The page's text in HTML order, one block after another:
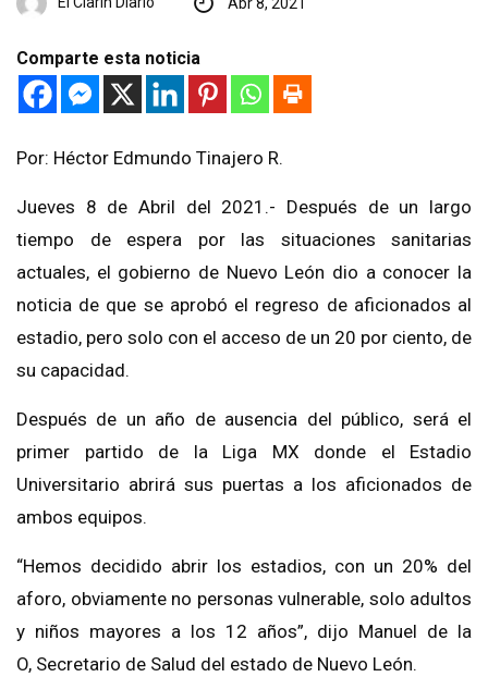
Comparte esta noticia
Por: Héctor Edmundo Tinajero R.
Jueves 8 de Abril del 2021.- Después de un largo
tiempo de espera por las situaciones sanitarias
actuales, el gobierno de Nuevo León dio a conocer la
noticia de que se aprobó el regreso de aficionados al
estadio, pero solo con el acceso de un 20 por ciento, de
su capacidad.
Después de un año de ausencia del público, será el
primer partido de la Liga MX donde el Estadio
Universitario abrirá sus puertas a los aficionados de
ambos equipos.
“Hemos decidido abrir los estadios, con un 20% del
aforo, obviamente no personas vulnerable, solo adultos
y niños mayores a los 12 años”, dijo Manuel de la
O, Secretario de Salud del estado de Nuevo León.